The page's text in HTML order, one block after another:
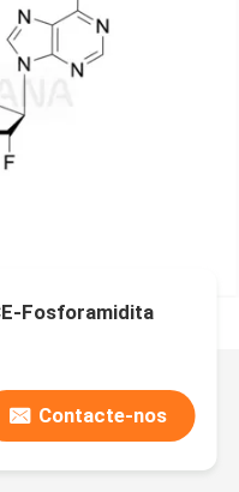
Fosforamidita
Contacte-nos